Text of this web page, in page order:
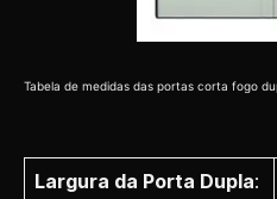
Tabela de medidas das portas corta fogo
Largura da Porta Dupla: